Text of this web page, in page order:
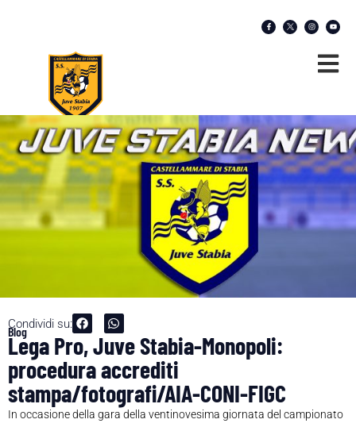
Condividi su:
Blog
Lega Pro, Juve Stabia-Monopoli:
procedura accrediti
stampa/fotografi/AIA-CONI-FIGC
In occasione della gara della ventinovesima giornata del campionato